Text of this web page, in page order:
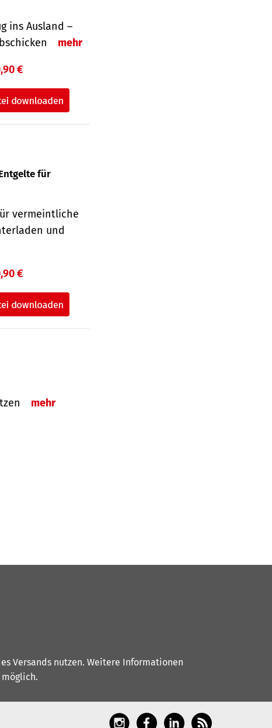
ins Ausland –
mehr
€
für
vermeintliche
und
€
mehr
Versands nutzen. Weitere Informationen
möglich.